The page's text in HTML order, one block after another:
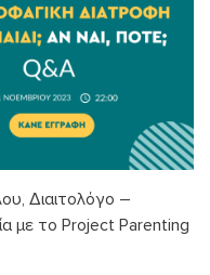
Διαιτολόγο –
με το Project Parenting